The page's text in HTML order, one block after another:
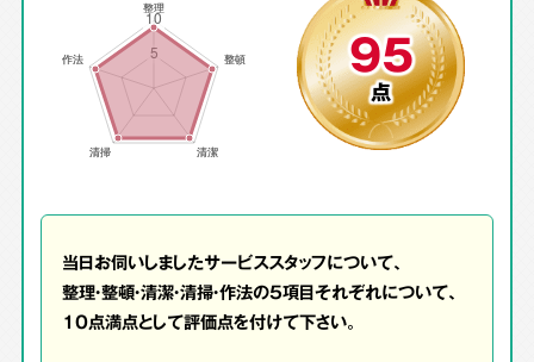
95
点
当日お伺いしましたサービススタッフについて、
整理・整頓・清潔・清掃・作法の5項目それぞれについて、
10点満点として評価点を付けて下さい。